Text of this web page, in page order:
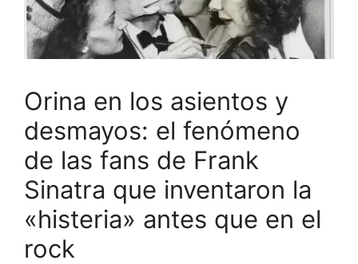
Orina en los asientos y
desmayos: el fenómeno
de las fans de Frank
Sinatra que inventaron la
«histeria» antes que en el
rock